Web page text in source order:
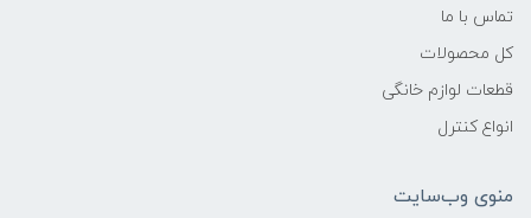
تماس با ما
کل محصولات
قطعات لوازم خانگی
انواع کنترل
منوی وب‌سایت